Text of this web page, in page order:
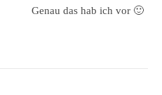
Genau das hab ich vor 🙂